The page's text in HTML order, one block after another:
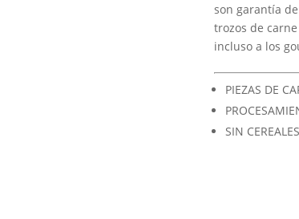
son garantía
trozos de
incluso a los
PIEZAS DE
SIN